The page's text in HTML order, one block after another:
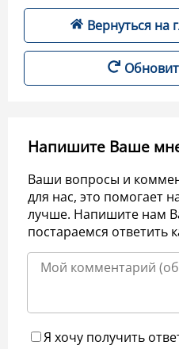
Вернуться на
Напишите Ваше
Ваши вопросы и
для нас, это помогает
лучше. Напишите нам
постараемся ответить
Я хочу получить